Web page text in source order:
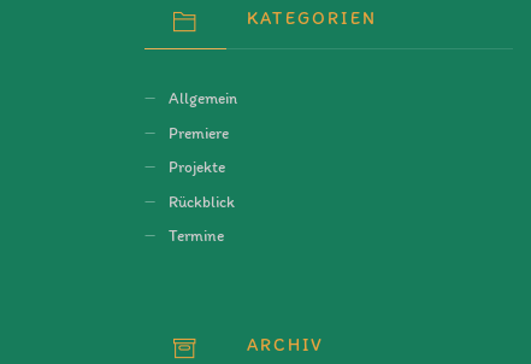
KATEGORIEN
Allgemein
Premiere
Projekte
Rückblick
Termine
ARCHIV